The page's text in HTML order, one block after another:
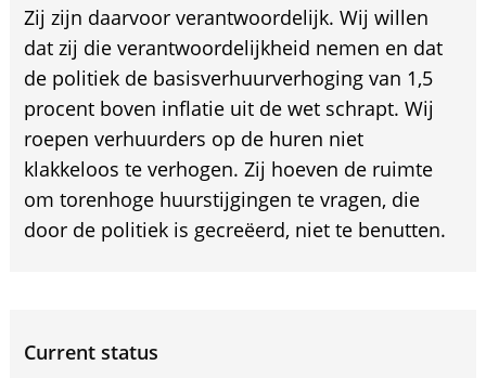
Zij zijn daarvoor verantwoordelijk. Wij willen
dat zij die verantwoordelijkheid nemen en dat
de politiek de basisverhuurverhoging van 1,5
procent boven inflatie uit de wet schrapt. Wij
roepen verhuurders op de huren niet
klakkeloos te verhogen. Zij hoeven de ruimte
om torenhoge huurstijgingen te vragen, die
door de politiek is gecreëerd, niet te benutten.
Current status